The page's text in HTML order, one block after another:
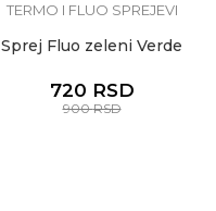
TERMO I FLUO SPREJEVI
Sprej Fluo zeleni Verde
720 RSD
900RSD